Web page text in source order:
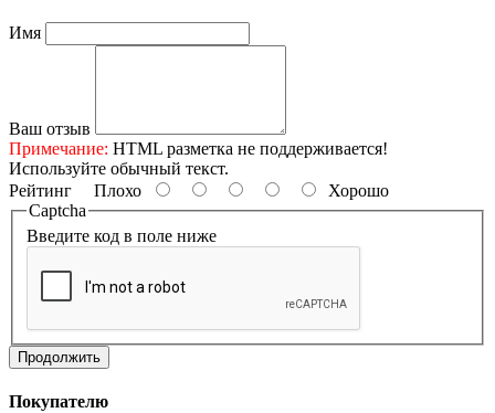
Имя
Ваш отзыв
Примечание: HTML разметка не поддерживается!
Используйте обычный текст.
Рейтинг Плохо
Хорошо
Captcha
Введите код в поле ниже
Продолжить
Покупателю